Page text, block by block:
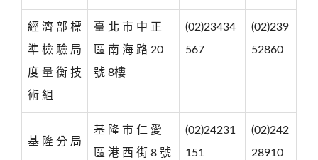
經 濟 部 標
準 檢 驗 局
度 量 衡 技
術 組
臺 北 市 中 正
區 南 海 路 20
號 8樓
(02)23434
567
(02)239
52860
基 隆 分 局
基 隆 市 仁 愛
區 港 西 街 8 號
(02)24231
151
(02)242
28910